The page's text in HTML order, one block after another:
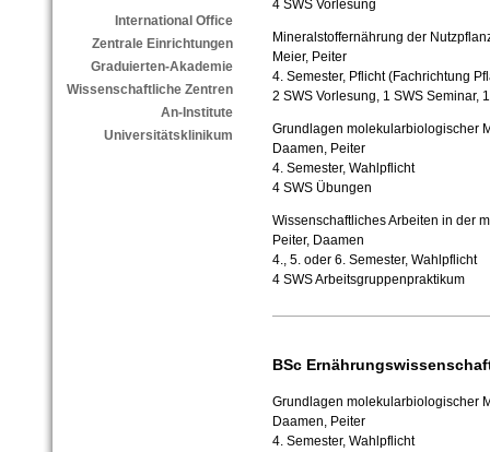
International Office
Zentrale Einrichtungen
Graduierten-Akademie
Wissenschaftliche Zentren
An-Institute
Universitätsklinikum
4 SWS Vorlesung
Mineralstoffernährung der
Meier, Peiter
4. Semester, Pflicht (Fachrichtung
2 SWS Vorlesung, 1 SWS Seminar,
Grundlagen molekularbiologischer
Daamen, Peiter
4. Semester, Wahlpflicht
4 SWS Übungen
Wissenschaftliches Arbeiten in der
Peiter, Daamen
4., 5. oder 6. Semester, Wahlpflicht
4 SWS Arbeitsgruppenpraktikum
BSc
Grundlagen molekularbiologischer
Daamen, Peiter
4. Semester, Wahlpflicht